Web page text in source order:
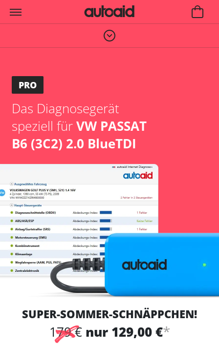
PRO
Das Diagnosegerät
speziell fürVW PASSAT
B6 (3C2) 2.0 BlueTDI
SUPER-SOMMER-SCHNÄPPCHEN!
179 € nur 129,00 €*